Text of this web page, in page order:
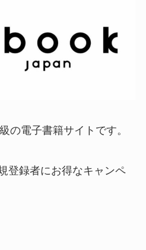
の電子書籍サイトです。
登録者にお得なキャンペ